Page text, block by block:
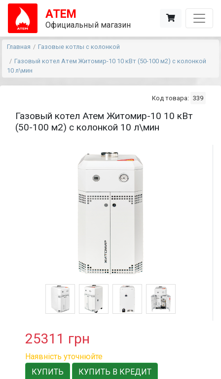
АТЕМ
Официальный магазин
Главная
Газовые котлы с колонкой
Газовый котел Атем Житомир-10 10 кВт (50-100 м2) с колонкой
10 л\мин
Код товара: 339
Газовый котел Атем Житомир-10 10 кВт
(50-100 м2) с колонкой 10 л\мин
25311 грн
Наявність уточнюйте
КУПИТЬ
КУПИТЬ В КРЕДИТ